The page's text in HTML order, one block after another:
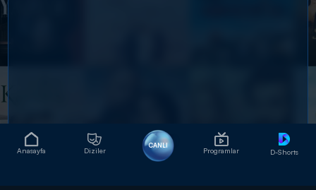
Anasayfa Diziler
CANLI
Programlar D-Shorts